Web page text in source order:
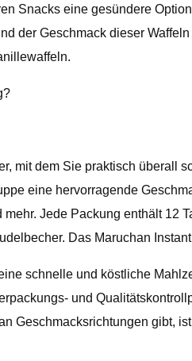
Snacks eine gesündere
der Geschmack dieser
mit dem Sie praktisch
eine hervorragende
Jede Packung enthält
Das Maruchan
schnelle und köstliche
und
Geschmacksrichtungen gibt,